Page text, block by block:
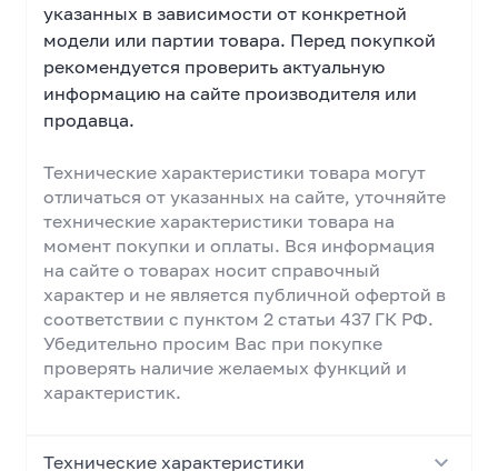
указанных в зависимости от конкретной
модели или партии товара. Перед покупкой
рекомендуется проверить актуальную
информацию на сайте производителя или
продавца.
Технические характеристики товара могут
отличаться от указанных на сайте, уточняйте
технические характеристики товара на
момент покупки и оплаты. Вся информация
на сайте о товарах носит справочный
характер и не является публичной офертой в
соответствии с пунктом 2 статьи 437 ГК РФ.
Убедительно просим Вас при покупке
проверять наличие желаемых функций и
характеристик.
Технические характеристики